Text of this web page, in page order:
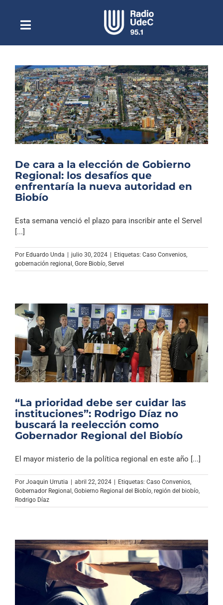
contenidoToggle
NavigationEscuchar Radio UdeC en vivo
Quiénes Somos
Programación
Podcast
Noticias
Columnas
Música Clásica
De cara a la elección de Gobierno
Regional: los desafíos que
enfrentaría la nueva autoridad en
Biobío
Esta semana venció el plazo para inscribir ante el Servel
[...]
Por Eduardo Unda | julio 30, 2024 | Etiquetas: Caso Convenios
gobernación regional Gore Biobío Servel
“La prioridad debe ser cuidar las
instituciones”: Rodrigo Díaz no
buscará la reelección como
Gobernador Regional del Biobío
El mayor misterio de la política regional en este año [...]
Por Joaquin Urrutia | abril 22, 2024 | Etiquetas: Caso Convenios
Gobernador Regional Gobierno Regional del Biobío región del biobío
Rodrigo Díaz